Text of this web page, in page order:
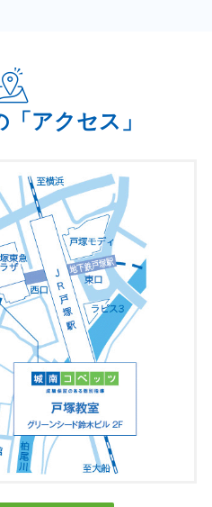
ベッツ戸塚教室の教室
います。
伝いをさせていただきます。
たくなる】【アナタの夢を叶え
室で、［アナタ］の夢を叶えま
部小・倉田小・舞岡小・南舞岡
・永谷小・柏尾小・日限山小・
中・日限山中・領家中・汲沢
アクセス」